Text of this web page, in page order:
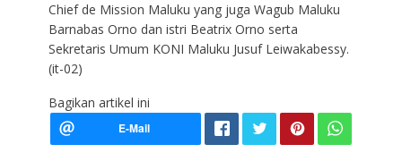
Chief de Mission Maluku yang juga Wagub Maluku
Barnabas Orno dan istri Beatrix Orno serta
Sekretaris Umum KONI Maluku Jusuf Leiwakabessy.
(it-02)
Bagikan artikel ini